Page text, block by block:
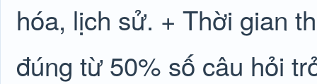
hóa, lịch sử. + Thời gian
đúng từ 50% số câu hỏi